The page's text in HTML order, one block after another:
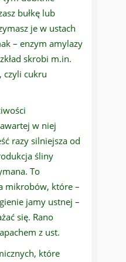
bułkę lub
je w ustach
– enzym amylazy
skrobi m.in.
czyli cukru
w niej
razy silniejsza od
śliny
To
mikrobów, które –
jamy ustnej –
się. Rano
z ust.
które